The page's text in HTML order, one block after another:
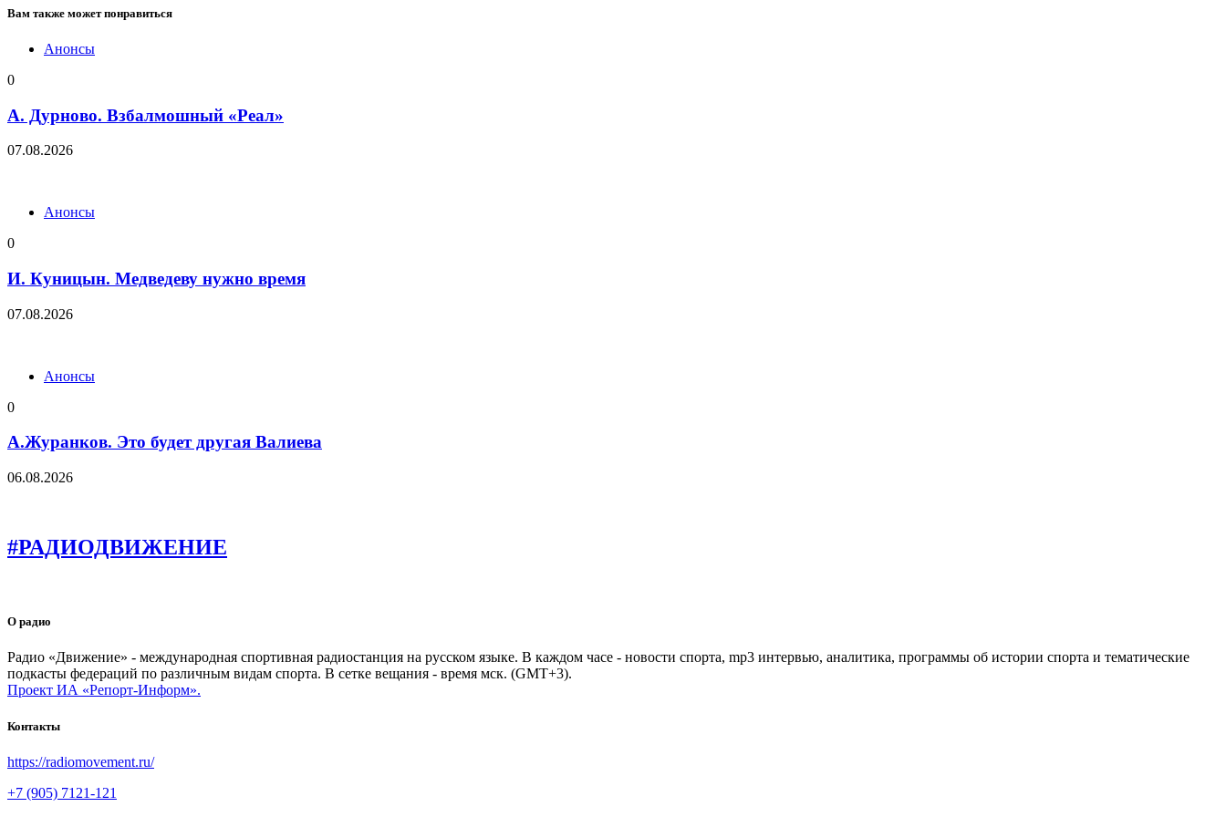
Вам также может понравиться
Анонсы
0
А. Дурново. Взбалмошный «Реал»
07.08.2026
Анонсы
0
И. Куницын. Медведеву нужно время
07.08.2026
Анонсы
0
А.Журанков. Это будет другая Валиева
06.08.2026
#РАДИОДВИЖЕНИЕ
О радио
Радио «Движение» - международная спортивная радиостанция на русском языке. В каждом часе - новости спорта, mp3 интервью, аналитика, программы об истории спорта и тематические
подкасты федераций по различным видам спорта. В сетке вещания - время мск. (GMT+3).
Проект ИА «Репорт-Информ».
Контакты
https://radiomovement.ru/
+7 (905) 7121-121